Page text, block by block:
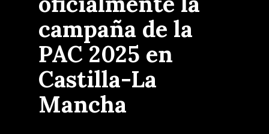
campaña de la
PAC 2025 en
Castilla-La
Mancha